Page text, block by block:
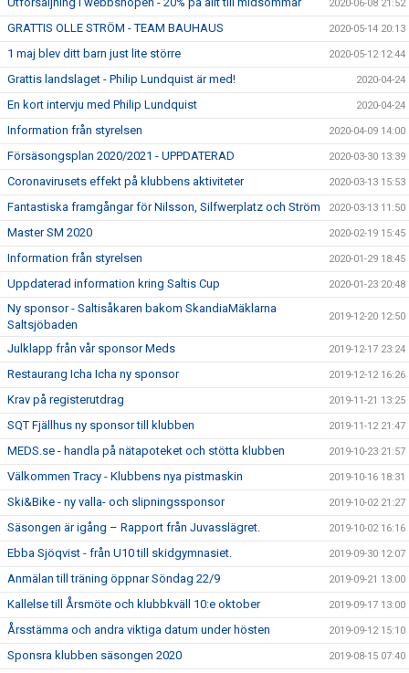
2020-06-08 21:52
GRATTIS OLLE STRÖM - TEAM BAUHAUS 2020-05-14 20:13
1 maj blev ditt barn just lite större 2020-05-12 12:44
Grattis landslaget - Philip Lundquist är med! 2020-04-24
En kort intervju med Philip Lundquist 2020-04-24
Information från styrelsen 2020-04-09 14:00
Försäsongsplan 2020/2021 - UPPDATERAD 2020-03-30 13:39
Coronavirusets effekt på klubbens aktiviteter 2020-03-13 15:53
Fantastiska framgångar för Nilsson, Silfwerplatz och Ström 2020-03-13 11:50
Master SM 2020 2020-02-19 15:45
Information från styrelsen 2020-01-29 18:45
Uppdaterad information kring Saltis Cup 2020-01-23 20:48
Ny sponsor - Saltisåkaren bakom SkandiaMäklarna
Saltsjöbaden
2019-12-20 12:50
Julklapp från vår sponsor Meds 2019-12-17 23:24
Restaurang Icha Icha ny sponsor 2019-12-12 16:26
Krav på registerutdrag 2019-11-21 13:25
SQT Fjällhus ny sponsor till klubben 2019-11-12 21:47
MEDS.se - handla på nätapoteket och stötta klubben 2019-10-23 21:57
Välkommen Tracy - Klubbens nya pistmaskin 2019-10-16 18:31
Ski&Bike - ny valla- och slipningssponsor 2019-10-02 21:27
Säsongen är igång – Rapport från Juvasslägret. 2019-10-02 16:16
Ebba Sjöqvist - från U10 till skidgymnasiet. 2019-09-30 12:07
Anmälan till träning öppnar Söndag 22/9 2019-09-21 13:00
Kallelse till Årsmöte och klubbkväll 10:e oktober 2019-09-17 13:00
Årsstämma och andra viktiga datum under hösten 2019-09-12 15:10
Sponsra klubben säsongen 2020 2019-08-15 07:40